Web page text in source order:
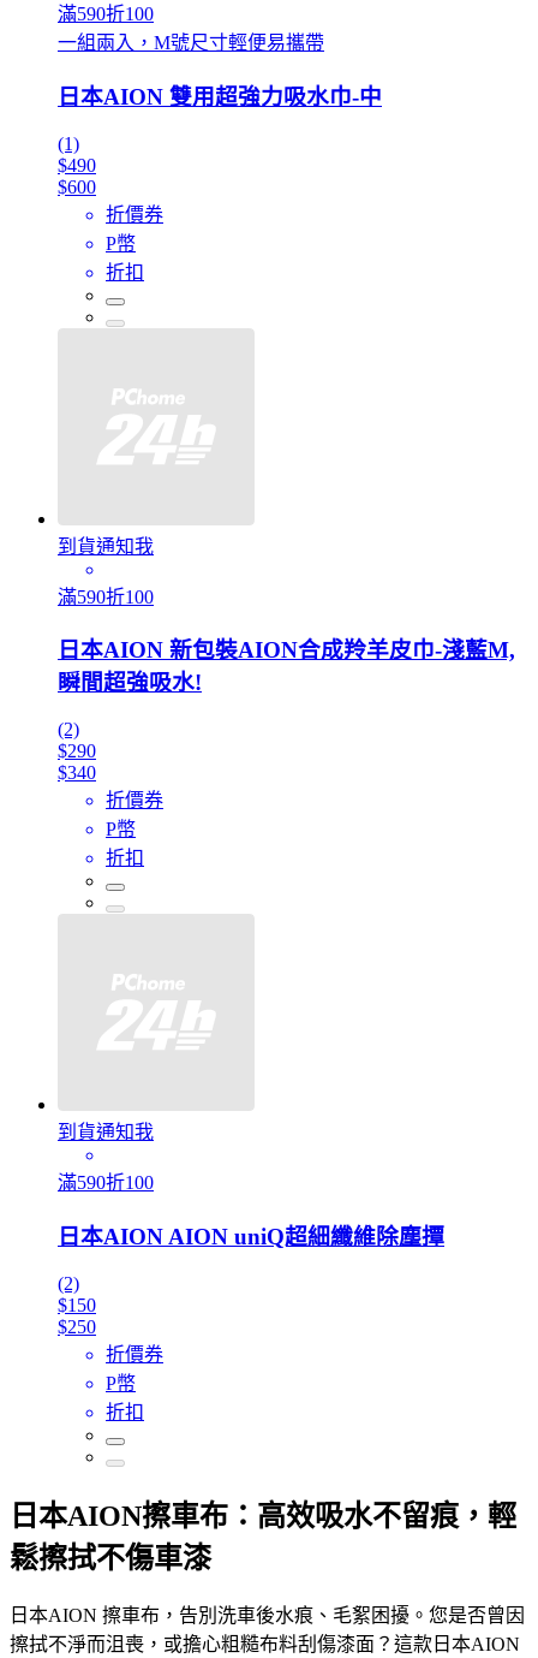
滿590折100
一組兩入，M號尺寸輕便易攜帶
日本AION 雙用超強力吸水巾-中
(1)
$490
$600
折價券
P幣
折扣
到貨通知我
滿590折100
日本AION 新包裝AION合成羚羊皮巾-淺藍M,
瞬間超強吸水!
(2)
$290
$340
折價券
P幣
折扣
到貨通知我
滿590折100
日本AION AION uniQ超細纖維除塵撢
(2)
$150
$250
折價券
P幣
折扣
日本AION擦車布：高效吸水不留痕，輕
鬆擦拭不傷車漆
日本AION 擦車布，告別洗車後水痕、毛絮困擾。您是否曾因
擦拭不淨而沮喪，或擔心粗糙布料刮傷漆面？這款日本AION